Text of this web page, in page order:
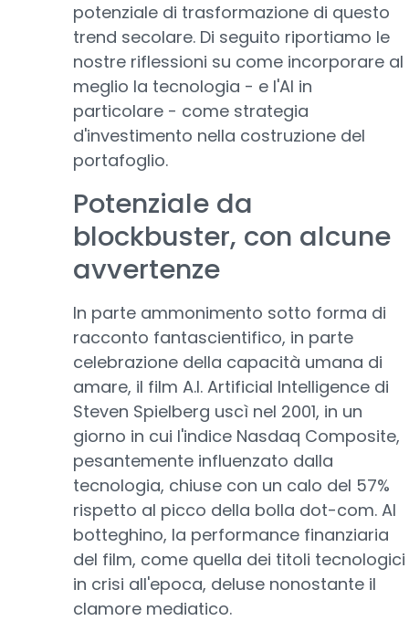
potenziale di trasformazione di questo
trend secolare. Di seguito riportiamo le
nostre riflessioni su come incorporare al
meglio la tecnologia - e l'AI in
particolare - come strategia
d'investimento nella costruzione del
portafoglio.
Potenziale da
blockbuster, con alcune
avvertenze
In parte ammonimento sotto forma di
racconto fantascientifico, in parte
celebrazione della capacità umana di
amare, il film A.I. Artificial Intelligence di
Steven Spielberg uscì nel 2001, in un
giorno in cui l'indice Nasdaq Composite,
pesantemente influenzato dalla
tecnologia, chiuse con un calo del 57%
rispetto al picco della bolla dot-com. Al
botteghino, la performance finanziaria
del film, come quella dei titoli tecnologici
in crisi all'epoca, deluse nonostante il
clamore mediatico.